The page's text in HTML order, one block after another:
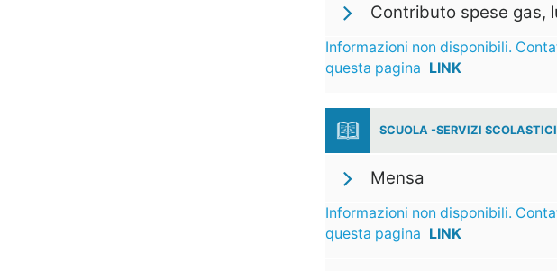
Contributo spese gas,
Informazioni non disponibili.
questa pagina LINK
SCUOLA -SERVIZI SCOLASTICI
Mensa
Informazioni non disponibili.
questa pagina LINK